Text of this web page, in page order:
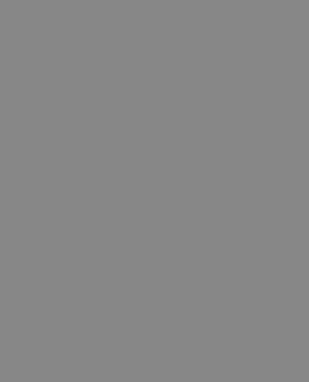
onorate nelle
delle
delle
nei siti; può
la nuova